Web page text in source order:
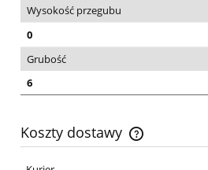
Wysokość przegubu
0
Grubość
6
Koszty dostawy
Cena nie zawiera ewentualnych